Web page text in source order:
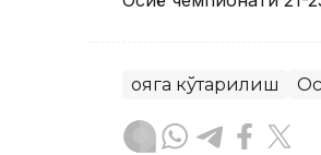
Қояга кўтарилиш